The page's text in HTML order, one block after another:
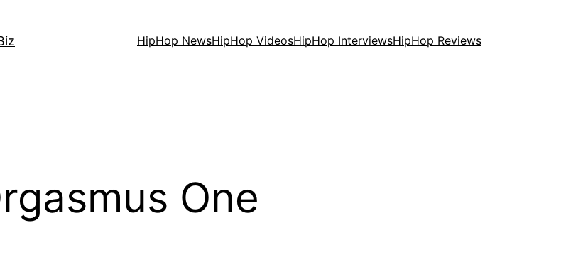
HipHop NewsHipHop VideosHipHop InterviewsHipHop Reviews
One